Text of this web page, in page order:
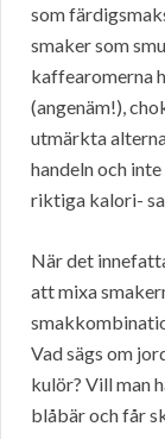
som
smaker som
kaffearomerna
(angenäm!),
utmärkta
handeln och
riktiga kalori-
När det
att mixa
Vad sägs om
kulör? Vill man
blåbär och får